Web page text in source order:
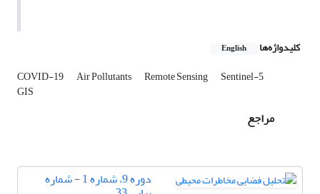
کلیدواژه‌ها English
COVID-19 Air Pollutants Remote Sensing Sentinel-5
GIS
مراجع
دوره 9، شماره 1 - شماره